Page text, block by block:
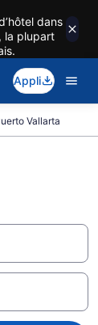
dans
la plupart
Appli
Vallarta